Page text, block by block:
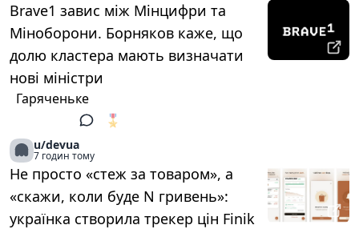
Brave1 завис між Мінцифри та
Міноборони. Борняков каже, що
долю кластера мають визначати
нові міністри
Гаряченьке
🎖️
u/devua
7 годин тому
Не просто «стеж за товаром», а
«скажи, коли буде N гривень»:
українка створила трекер цін Finik